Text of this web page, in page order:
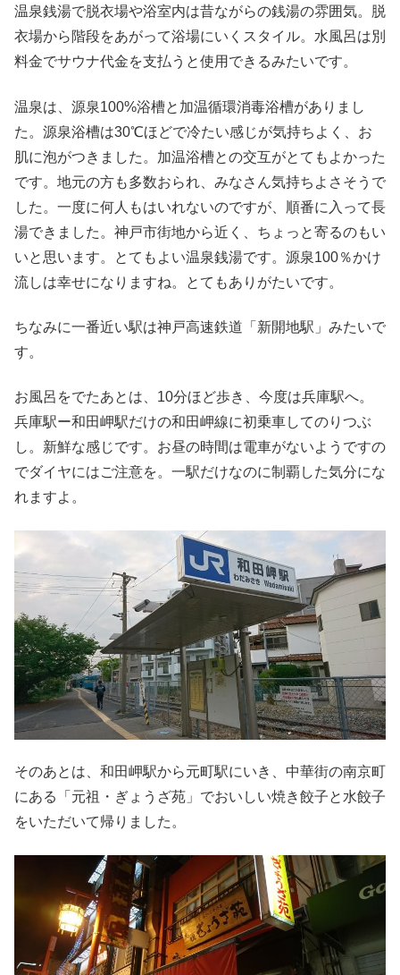
温泉銭湯で脱衣場や浴室内は昔ながらの銭湯の雰囲気。脱
衣場から階段をあがって浴場にいくスタイル。水風呂は別
料金でサウナ代金を支払うと使用できるみたいです。
温泉は、源泉100%浴槽と加温循環消毒浴槽がありまし
た。源泉浴槽は30℃ほどで冷たい感じが気持ちよく、お
肌に泡がつきました。加温浴槽との交互がとてもよかった
です。地元の方も多数おられ、みなさん気持ちよさそうで
した。一度に何人もはいれないのですが、順番に入って長
湯できました。神戸市街地から近く、ちょっと寄るのもい
いと思います。とてもよい温泉銭湯です。源泉100％かけ
流しは幸せになりますね。とてもありがたいです。
ちなみに一番近い駅は神戸高速鉄道「新開地駅」みたいで
す。
お風呂をでたあとは、10分ほど歩き、今度は兵庫駅へ。
兵庫駅ー和田岬駅だけの和田岬線に初乗車してのりつぶ
し。新鮮な感じです。お昼の時間は電車がないようですの
でダイヤにはご注意を。一駅だけなのに制覇した気分にな
れますよ。
そのあとは、和田岬駅から元町駅にいき、中華街の南京町
にある「元祖・ぎょうざ苑」でおいしい焼き餃子と水餃子
をいただいて帰りました。